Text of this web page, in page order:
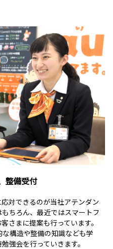
整備受付
対できるのが当社アテンダン
ちろん、最近ではスマートフ
さまに提案も行っています。
構造や整備の知識なども学
強会を行っていきます。